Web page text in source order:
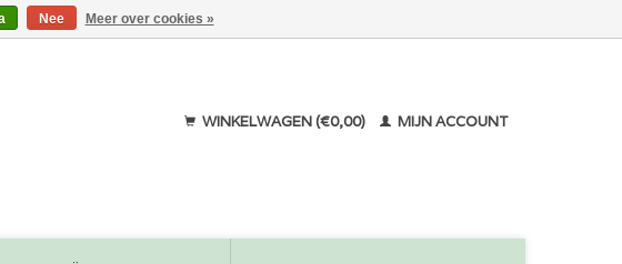
WINKELWAGEN (€0,00) MIJN ACCOUNT
Nee Meer over cookies »